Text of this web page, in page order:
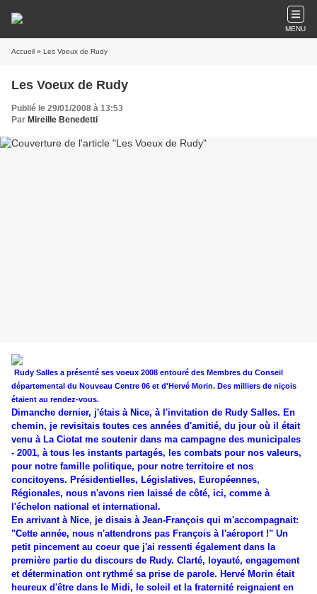
MENU
Accueil » Les Voeux de Rudy
Les Voeux de Rudy
Publié le 29/01/2008 à 13:53
Par Mireille Benedetti
Rudy Salles a présenté ses voeux 2008 entouré des Membres du Conseil
départemental du Nouveau Centre 06 et d'Hervé Morin. Des milliers de niçois
étaient au rendez-vous.
Dimanche dernier, j'étais à Nice, à l'invitation de Rudy Salles. En
chemin, je revisitais toutes ces années d'amitié, du jour où il était
venu à La Ciotat me soutenir dans ma campagne des municipales
- 2001, à tous les instants partagés, les combats pour nos valeurs,
pour notre famille politique, pour notre territoire et nos
concitoyens. Présidentielles, Législatives, Européennes,
Régionales, nous n'avons rien laissé de côté, ici, comme à
l'échelon national et international.
En arrivant à Nice, je disais à Jean-François qui m'accompagnait:
"Cette année, nous n'attendrons pas François à l'aéroport !" Un
petit pincement au coeur que j'ai ressenti également dans la
première partie du discours de Rudy. Clarté, loyauté, engagement
et détermination ont rythmé sa prise de parole. Hervé Morin était
heureux d'être dans le Midi, le soleil et la fraternité reignaient en